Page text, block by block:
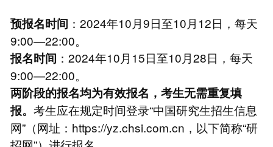
预报名时间 ：2024年10月9日至10月12日，每天
9:00—22:00。
报名时间 ：2024年10月15日至10月28日，每天
9:00—22:00。
两阶段的报名均为有效报名，考生无需重复填
报。 考生应在规定时间登录“中国研究生招生信息
网”（网址：https://yz.chsi.com.cn，以下简称“研